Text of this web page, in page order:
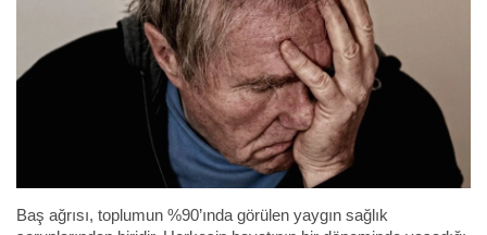
Baş ağrısı, toplumun %90’ında görülen yaygın sağlık